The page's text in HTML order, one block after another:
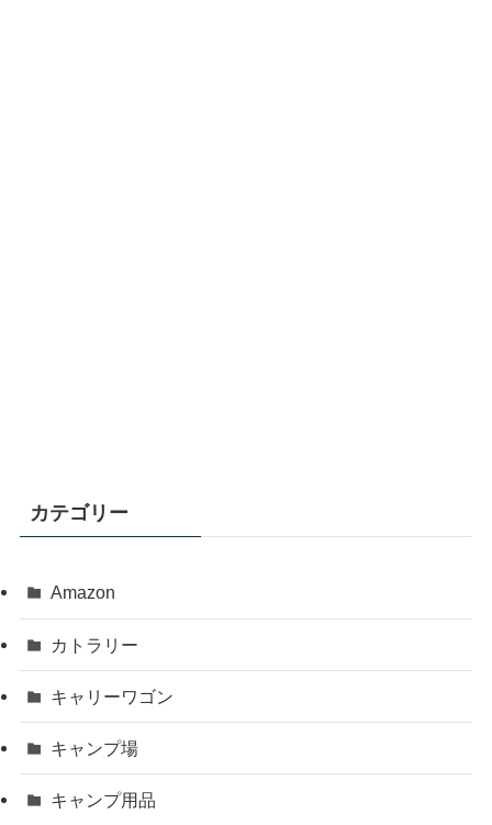
カテゴリー
Amazon
カトラリー
キャリーワゴン
キャンプ場
キャンプ用品